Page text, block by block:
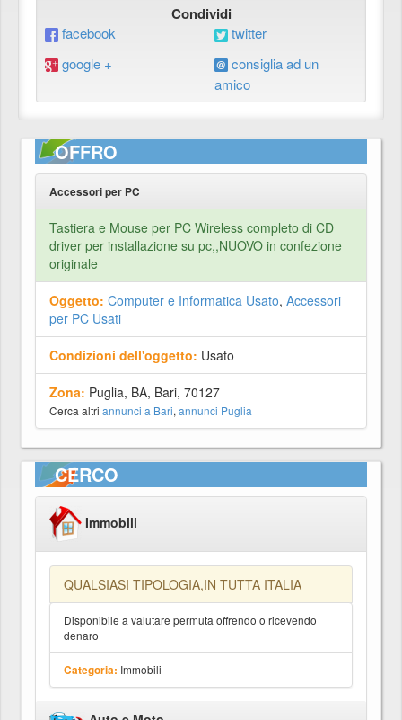
Condividi
facebook
twitter
google +
consiglia ad un
amico
OFFRO
Accessori per PC
Tastiera e Mouse per PC Wireless completo di CD
driver per installazione su pc,,NUOVO in confezione
originale
Oggetto: Computer e Informatica Usato, Accessori
per PC Usati
Condizioni dell'oggetto: Usato
Zona: Puglia, BA, Bari, 70127
Cerca altri annunci a Bari, annunci Puglia
CERCO
Immobili
QUALSIASI TIPOLOGIA,IN TUTTA ITALIA
Disponibile a valutare permuta offrendo o ricevendo
denaro
Categoria: Immobili